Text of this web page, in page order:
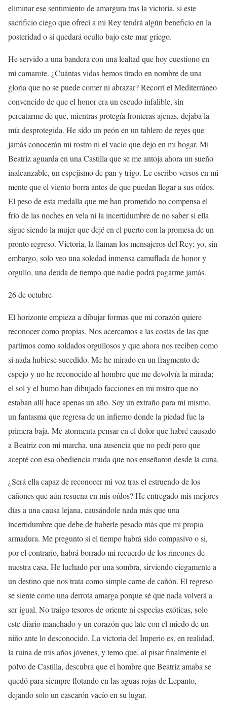
eliminar ese sentimiento de amargura tras la victoria, si este
sacrificio ciego que ofrecí a mi Rey tendrá algún beneficio en la
posteridad o si quedará oculto bajo este mar griego.
He servido a una bandera con una lealtad que hoy cuestiono en
mi camarote. ¿Cuántas vidas hemos tirado en nombre de una
gloria que no se puede comer ni abrazar? Recorrí el Mediterráneo
convencido de que el honor era un escudo infalible, sin
percatarme de que, mientras protegía fronteras ajenas, dejaba la
mía desprotegida. He sido un peón en un tablero de reyes que
jamás conocerán mi rostro ni el vacío que dejo en mi hogar. Mi
Beatriz aguarda en una Castilla que se me antoja ahora un sueño
inalcanzable, un espejismo de pan y trigo. Le escribo versos en mi
mente que el viento borra antes de que puedan llegar a sus oídos.
El peso de esta medalla que me han prometido no compensa el
frío de las noches en vela ni la incertidumbre de no saber si ella
sigue siendo la mujer que dejé en el puerto con la promesa de un
pronto regreso. Victoria, la llaman los mensajeros del Rey; yo, sin
embargo, solo veo una soledad inmensa camuflada de honor y
orgullo, una deuda de tiempo que nadie podrá pagarme jamás.
26 de octubre
El horizonte empieza a dibujar formas que mi corazón quiere
reconocer como propias. Nos acercamos a las costas de las que
partimos como soldados orgullosos y que ahora nos reciben como
si nada hubiese sucedido. Me he mirado en un fragmento de
espejo y no he reconocido al hombre que me devolvía la mirada;
el sol y el humo han dibujado facciones en mi rostro que no
estaban allí hace apenas un año. Soy un extraño para mí mismo,
un fantasma que regresa de un infierno donde la piedad fue la
primera baja. Me atormenta pensar en el dolor que habré causado
a Beatriz con mi marcha, una ausencia que no pedí pero que
acepté con esa obediencia muda que nos enseñaron desde la cuna.
¿Será ella capaz de reconocer mi voz tras el estruendo de los
cañones que aún resuena en mis oídos? He entregado mis mejores
días a una causa lejana, causándole nada más que una
incertidumbre que debe de haberle pesado más que mi propia
armadura. Me pregunto si el tiempo habrá sido compasivo o si,
por el contrario, habrá borrado mi recuerdo de los rincones de
nuestra casa. He luchado por una sombra, sirviendo ciegamente a
un destino que nos trata como simple carne de cañón. El regreso
se siente como una derrota amarga porque sé que nada volverá a
ser igual. No traigo tesoros de oriente ni especias exóticas, solo
este diario manchado y un corazón que late con el miedo de un
niño ante lo desconocido. La victoria del Imperio es, en realidad,
la ruina de mis años jóvenes, y temo que, al pisar finalmente el
polvo de Castilla, descubra que el hombre que Beatriz amaba se
quedó para siempre flotando en las aguas rojas de Lepanto,
dejando solo un cascarón vacío en su lugar.